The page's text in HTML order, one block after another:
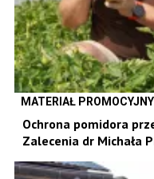
MATERIAŁ PROMOCYJNY
Ochrona pomidora
Zalecenia dr Michała